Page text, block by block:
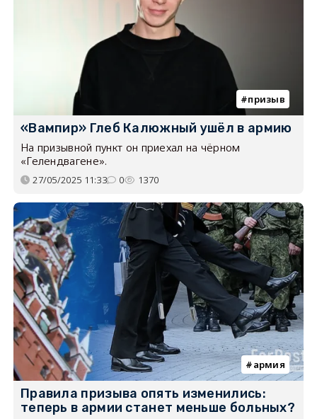
призыв
«Вампир» Глеб Калюжный ушёл в армию
На призывной пункт он приехал на чёрном
«Гелендвагене».
27/05/2025 11:33 0 1370
армия
Правила призыва опять изменились:
теперь в армии станет меньше больных?